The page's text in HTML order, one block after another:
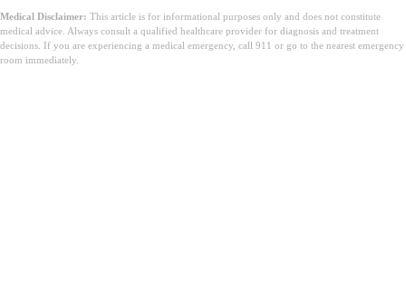
Medical Disclaimer: This article is for informational purposes only and does not constitute
medical advice. Always consult a qualified healthcare provider for diagnosis and treatment
decisions. If you are experiencing a medical emergency, call 911 or go to the nearest emergency
room immediately.